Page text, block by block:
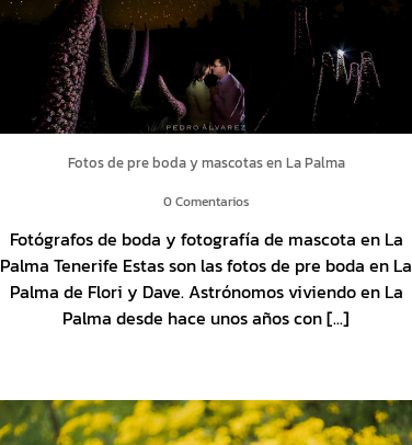
Fotos de pre boda y mascotas en La Palma
0 Comentarios
Fotógrafos de boda y fotografía de mascota en La
Palma Tenerife Estas son las fotos de pre boda en La
Palma de Flori y Dave. Astrónomos viviendo en La
Palma desde hace unos años con [...]